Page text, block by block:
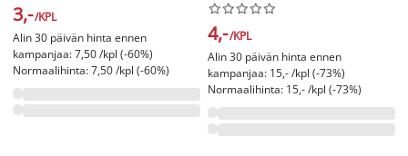
3,-/KPL
Alin 30 päivän hinta ennen
kampanjaa: 7,50 /kpl (-60%)
Normaalihinta: 7,50 /kpl (-60%)






4,-/KPL
Alin 30 päivän hinta ennen
kampanjaa: 15,- /kpl (-73%)
Normaalihinta: 15,- /kpl (-73%)